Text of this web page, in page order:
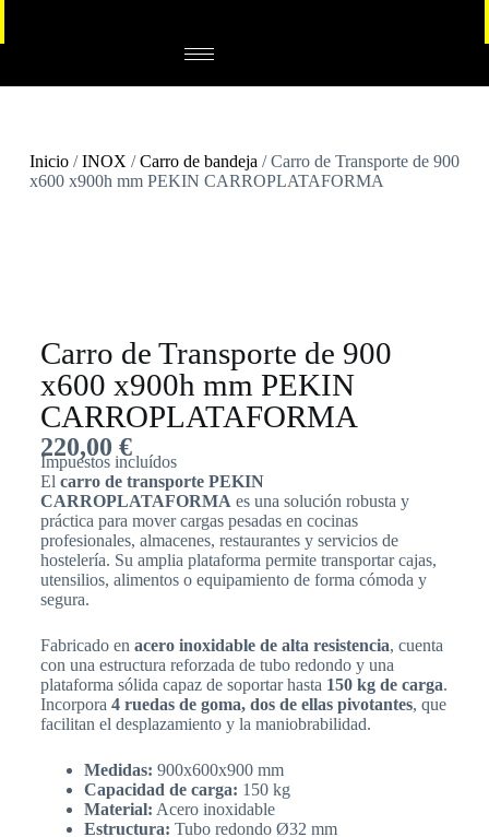
Inicio/INOX /Carro de bandeja / Carro de Transporte de 900
x600 x900h mm PEKIN CARROPLATAFORMA
Carro de Transporte de 900
x600 x900h mm PEKIN
CARROPLATAFORMA
220,00 €
Impuestos incluídos
El carro de transporte PEKIN
CARROPLATAFORMA es una solución robusta y
práctica para mover cargas pesadas en cocinas
profesionales, almacenes, restaurantes y servicios de
hostelería. Su amplia plataforma permite transportar cajas,
utensilios, alimentos o equipamiento de forma cómoda y
segura.
Fabricado en acero inoxidable de alta resistencia, cuenta
con una estructura reforzada de tubo redondo y una
plataforma sólida capaz de soportar hasta 150 kg de carga.
Incorpora 4 ruedas de goma, dos de ellas pivotantes, que
facilitan el desplazamiento y la maniobrabilidad.
Medidas: 900x600x900 mm
Capacidad de carga: 150 kg
Material: Acero inoxidable
Estructura: Tubo redondo Ø32 mm